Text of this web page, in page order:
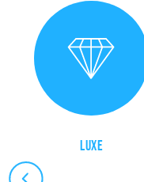
LUXE